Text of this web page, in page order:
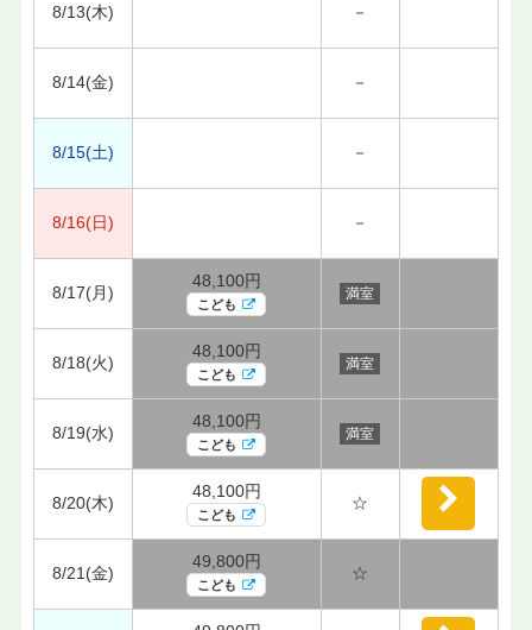
8/13(木) －
8/14(金) －
8/15(土) －
8/16(日) －
8/17(月)
48,100円
こども
満室
8/18(火)
48,100円
こども
満室
8/19(水)
48,100円
こども
満室
8/20(木)
48,100円
こども
☆
8/21(金)
49,800円
こども
☆